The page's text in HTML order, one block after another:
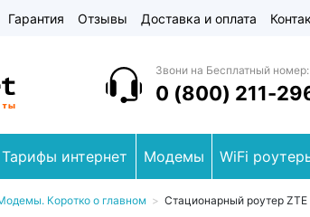
Гарантия Отзывы Доставка и оплата
Звони на Бесплатный номер:
0 (800) 211-
Тарифы интернет Модемы WiFi
Коротко о главном > Стационарный роутер ZTE